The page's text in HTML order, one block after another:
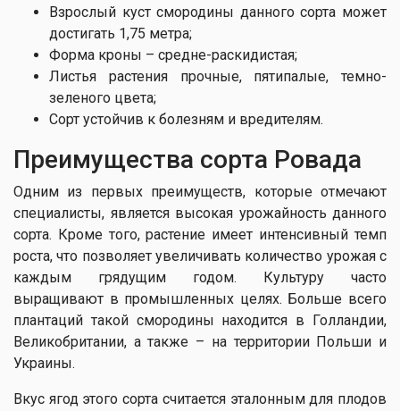
Взрослый куст смородины данного сорта может
достигать 1,75 метра;
Форма кроны – средне-раскидистая;
Листья растения прочные, пятипалые, темно-
зеленого цвета;
Сорт устойчив к болезням и вредителям.
Преим​ущества сорта Ровада
Одним из первых преимуществ, которые отмечают
специалисты, является высокая урожайность данного
сорта. Кроме того, растение имеет интенсивный темп
роста, что позволяет увеличивать количество урожая с
каждым грядущим годом. Культуру часто
выращивают в промышленных целях. Больше всего
плантаций такой смородины находится в Голландии,
Великобритании, а также – на территории Польши и
Украины.
Вкус ягод этого сорта считается эталонным для плодов